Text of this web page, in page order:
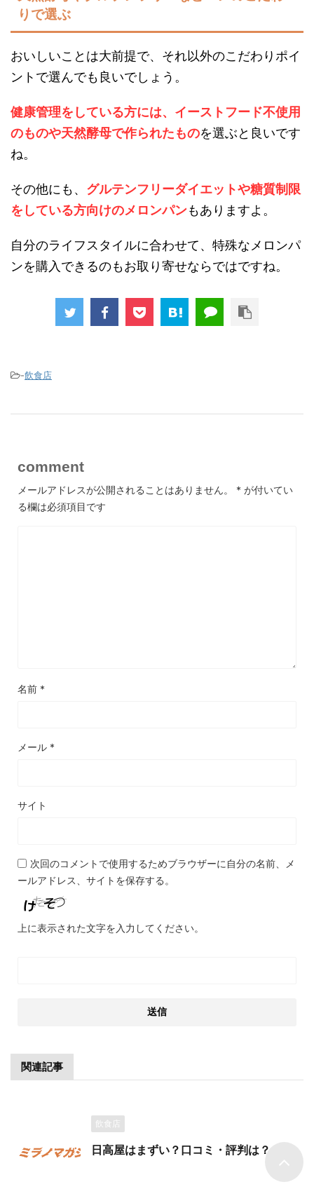
りで選ぶ
おいしいことは大前提で、それ以外のこだわりポイ
ントで選んでも良いでしょう。
健康管理をしている方には、イーストフード不使用
のものや天然酵母で作られたものを選ぶと良いです
ね。
その他にも、 グルテンフリーダイエットや糖質制限
をしている方向けのメロンパンもありますよ。
自分のライフスタイルに合わせて、特殊なメロンパ
ンを購入できるのもお取り寄せならではですね。
-飲食店
comment
メールアドレスが公開されることはありません。 * が付いてい
る欄は必須項目です
名前 *
メール *
サイト
次回のコメントで使用するためブラウザーに自分の名前、メ
ールアドレス、サイトを保存する。
上に表示された文字を入力してください。
関連記事
飲食店
日高屋はまずい？口コミ・評判は？